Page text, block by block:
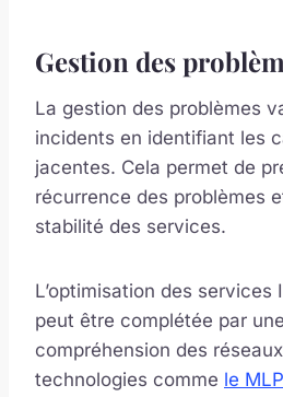
Gestion des
La gestion des problèmes
incidents en identifiant les
jacentes. Cela permet de
récurrence des problèmes
stabilité des services.
L’optimisation des services
peut être complétée par
compréhension des
technologies comme le